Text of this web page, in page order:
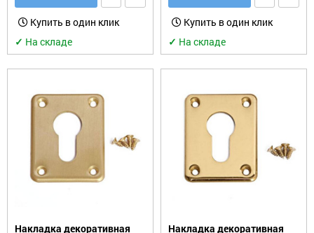
Купить в один клик
✓ На складе
Купить в один клик
✓ На складе
Накладка декоративная Накладка декоративная